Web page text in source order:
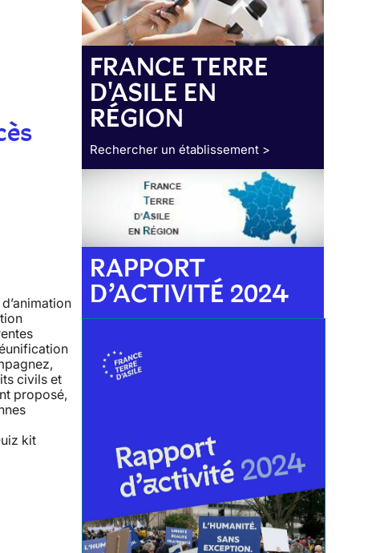
civils et
proposé,
kit
FRANCE TERRE
D'ASILE EN
RÉGION
Rechercher un établissement >
RAPPORT
D’ACTIVITÉ 2024